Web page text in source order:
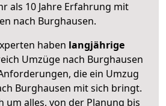
als 10 Jahre Erfahrung mit
nach Burghausen.
haben langjährige
Umzüge nach Burghausen
die ein Umzug
Burghausen mit sich bringt.
um alles, von der Planung bis